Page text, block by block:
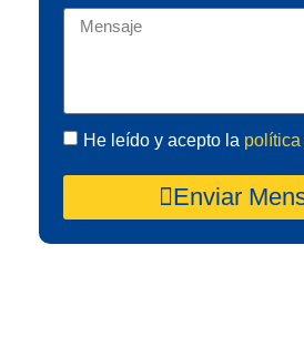
He leído y acepto la
Enviar